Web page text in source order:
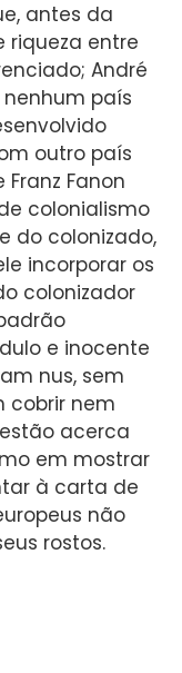
antes da
riqueza entre
André
nenhum país
outro país
Fanon
colonialismo
do colonizado,
incorporar os
colonizador
e inocente
nus, sem
cobrir nem
acerca
em mostrar
à carta de
não
rostos.